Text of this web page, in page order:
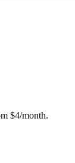
$4/month.